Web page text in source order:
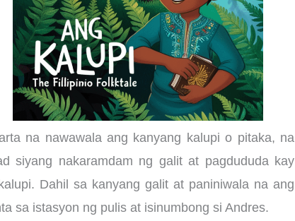
na nawawala ang kanyang kalupi o pitaka, na
siyang nakaramdam ng galit at pagdududa kay
Dahil sa kanyang galit at paniniwala na ang
sa istasyon ng pulis at isinumbong si Andres.